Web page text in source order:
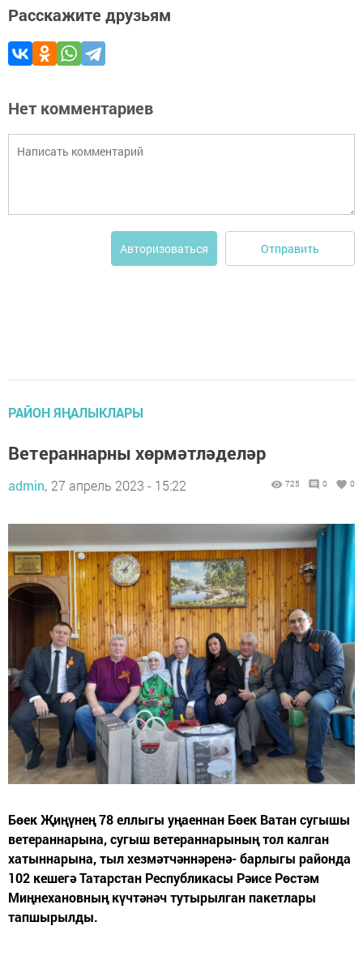
Расскажите друзьям
Нет комментариев
Авторизоваться Отправить
РАЙОН ЯҢАЛЫКЛАРЫ
Ветераннарны хөрмәтләделәр
admin, 27 апрель 2023 - 15:22 725 0 0
Бөек Җиңүнең 78 еллыгы уңаеннан Бөек Ватан сугышы
ветераннарына, сугыш ветераннарының тол калган
хатыннарына, тыл хезмәтчәннәренә- барлыгы районда
102 кешегә Татарстан Республикасы Рәисе Рөстәм
Миңнехановның күчтәнәч тутырылган пакетлары
тапшырылды.